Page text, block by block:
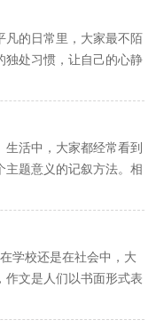
凡的日常里，大家最不陌
独处习惯，让自己的心静
莫展吗？下...
活中，大家都经常看到
主题意义的记叙方法。相
理的关...
学校还是在社会中，大
作文是人们以书面形式表
下面是小...